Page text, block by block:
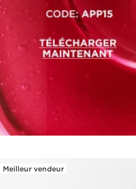
Meilleur vendeur